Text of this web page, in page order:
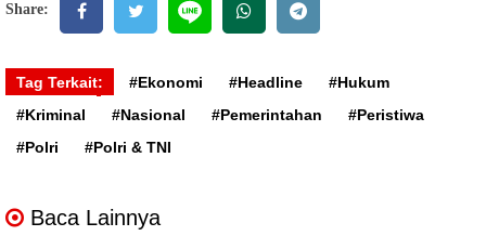
Share:
Tag Terkait: #Ekonomi #Headline
#Hukum
#Kriminal
#Nasional #Pemerintahan
#Peristiwa
#Polri
#Polri & TNI
Baca Lainnya